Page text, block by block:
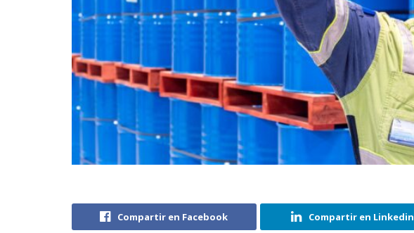
Compartir en Facebook Compartir en Linkedin